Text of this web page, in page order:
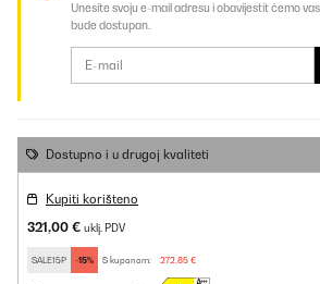
Unesite svoju e-mail adresu i obavijestit ćemo
bude dostupan.
Dostupno i u drugoj kvaliteti
Kupiti korišteno
321,00 € uklj. PDV
SALE15P -15% S kuponom: 272,85 €